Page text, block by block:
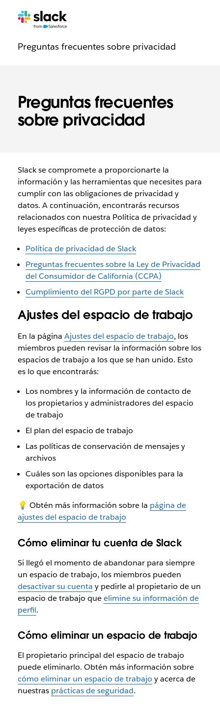
Preguntas frecuentes
sobre privacidad
Navegación
Páginas
Preguntas frecuentes sobre privacidad
Slack se compromete a proporcionarte la
información y las herramientas que necesites para
cumplir con las obligaciones de privacidad y
datos. A continuación, encontrarás recursos
relacionados con nuestra Política de privacidad y
leyes específicas de protección de datos:
Política de privacidad de Slack
Preguntas frecuentes sobre la Ley de Privacidad
del Consumidor de California (CCPA)
Cumplimiento del RGPD por parte de Slack
Ajustes del espacio de trabajo
En la página Ajustes del espacio de trabajo, los
miembros pueden revisar la información sobre los
espacios de trabajo a los que se han unido. Esto
es lo que encontrarás:
Los nombres y la información de contacto de
los propietarios y administradores del espacio
de trabajo
El plan del espacio de trabajo
Las políticas de conservación de mensajes y
archivos
Cuáles son las opciones disponibles para la
exportación de datos
💡 Obtén más información sobre la página de
ajustes del espacio de trabajo
Cómo eliminar tu cuenta de Slack
Si llegó el momento de abandonar para siempre
un espacio de trabajo, los miembros pueden
desactivar su cuenta y pedirle al propietario de un
espacio de trabajo queelimine su información de
perfil.
Cómo eliminar un espacio de trabajo
El propietario principal del espacio de trabajo
puede eliminarlo. Obtén más información sobre
cómo eliminar un espacio de trabajo y acerca de
nuestras prácticas de seguridad.